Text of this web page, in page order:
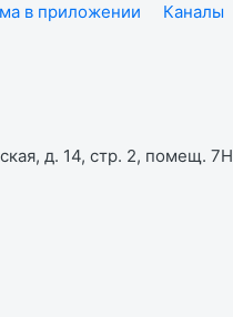
в приложении Каналы
д. 14, стр. 2, помещ. 7Н